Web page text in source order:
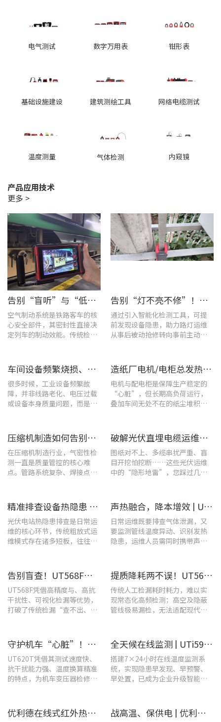
电气测试 数字万用表 钳形表
基础设施建设 建筑测绘工具 网络电缆测试
温度测量 气体检测 内窥镜
产品应用技术
更多 >
告别“盲听”与“低效” | 优利德智能检测方案助力铁路运维检修提质增效
空气制动系统是铁路客车的核
心安全部件，其密封性直接决
定列车的制动效能。传统检修
更易造成漏检
告别“灯不亮不修”！优利德产品组合赋能城市道路照明设施运维更高效
通过引入智能化检测工具，可提
前发现设备隐患，助力路灯运维
从事后被动抢修转向事前主动预
车间设备频繁烧损、无故停机?一台UT285C搞定电能质量隐患
很多时候，工业设备频繁故
障，并非线路老化、电压过载
或设备本身质量问题，而是谐
造纸厂电机/电柜总发热？这套7×24h在线监测方案帮你“扼杀”热隐患！
电机与配电柜是保障生产稳定的
“心脏”，但长期高负荷运行，
叠加车间无处不在的纸尘堆积，
压缩机制造如何告别“气密性焦虑”?UT568F红外声热成像仪实战揭秘
在压缩机制造行业，气密性检
测一直是质量管控的核心难
点。管路系统复杂、焊接点众
破解光伏直埋电缆运维难题：UT689B智能管线探测仪实测纪实
图纸对不上、多缆串扰严重、盲
目开挖怕挖断……这些光伏运维
中的“隐形地雷”，您踩过几
​精准排查设备热隐患 | UTi640J智能型红外热成像仪赋能光伏电站高效运维
光伏电站热隐患排查是日常运
维的核心环节，传统粗放式运
维模式存在诸多短板，往往面
安全性。
声热融合，降本增效 | UT568F红外声成像仪，以智能巡检筑牢气体厂区安全屏障
日常运维既要排查气体泄漏，又
要监测管线温度异动、识别发热
隐患，运维人员需同时携带声学
检效率低下。
告别盲查！UT568F红外声成像仪，让汽车智造车间气体泄漏检测更智能高效
UT568F凭借高精度与、高抗
干扰性、可视化检漏等优势，
打破了传统检漏“查不出、查
提质降耗两不误！UT568F红外声成像仪破解酿酒车间检漏难题
传统人工检漏耗时耗力，难以实
现常态化高频检测；高空及隐蔽
管线极易漏检，无法适配现代化
守护机车“心脏”！优利德UT620T助力HXD3C主变压器高效检修
UT620T凭借其测试速度快、
抗干扰能力强、温度换算精准
的特点，为机车变压器检修带
全天候在线监测 | UTi591B在线式红外热成像仪助力配电运维智能化转型
搭建7×24小时在线温度监测系
统，实现隐患早发现、早预警、
早处置，已成为企业升级智能运
优利德在线式红外热成像仪在配电柜运维中的实测应用(系列篇) 战高温、保供电 | 优利德全系列电力运维检测工具，助力夏季电网运维更高效